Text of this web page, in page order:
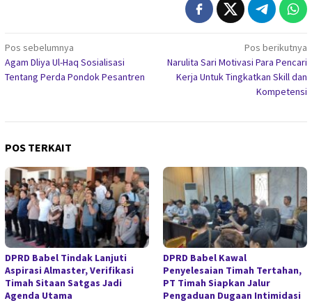
Navigasi
pos
Pos sebelumnya
Agam Dliya Ul-Haq Sosialisasi
Tentang Perda Pondok Pesantren
Pos berikutnya
Narulita Sari Motivasi Para Pencari
Kerja Untuk Tingkatkan Skill dan
Kompetensi
POS TERKAIT
DPRD Babel Tindak Lanjuti
Aspirasi Almaster, Verifikasi
Timah Sitaan Satgas Jadi
Agenda Utama
DPRD Babel Kawal
Penyelesaian Timah Tertahan,
PT Timah Siapkan Jalur
Pengaduan Dugaan Intimidasi